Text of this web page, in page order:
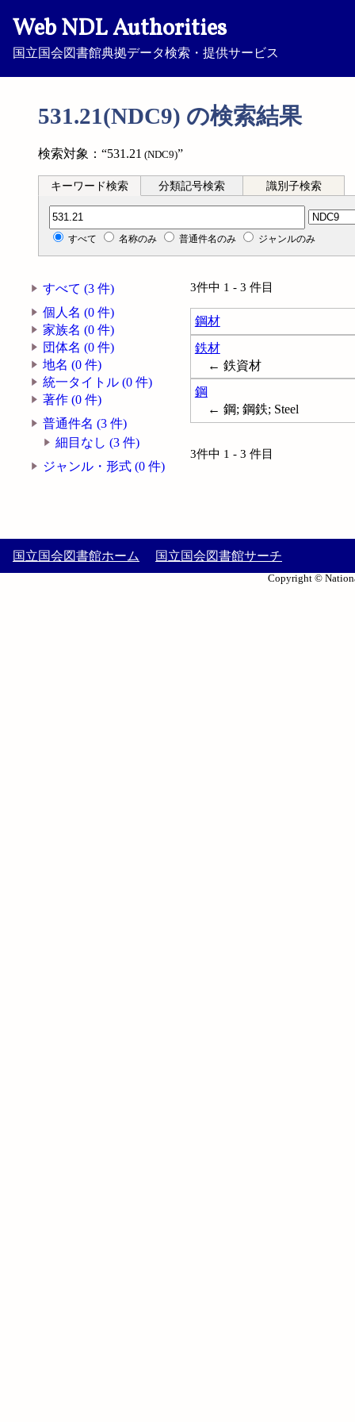
Web NDL Authorities
国立国会図書館典拠データ検索・提供サービス
531.21(NDC9) の検索結果
検索対象：“531.21 (NDC9)”
キーワード検索 分類記号検索 識別子検索
分類記号検索
すべて 名称のみ 普通件名のみ ジャンルのみ
すべて (3 件)
個人名 (0 件)
家族名 (0 件)
団体名 (0 件)
地名 (0 件)
統一タイトル (0 件)
著作 (0 件)
普通件名 (3 件)
細目なし (3 件)
ジャンル・形式 (0 件)
3件中 1 - 3 件目
鋼材
鉄材
← 鉄資材
鋼
← 鋼; 鋼鉄; Steel
3件中 1 - 3 件目
国立国会図書館ホーム 国立国会図書館サーチ
Copyright ©